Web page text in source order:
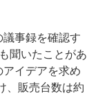
事録を確認す
聞いたことがあ
イデアを求め
、販売台数は約